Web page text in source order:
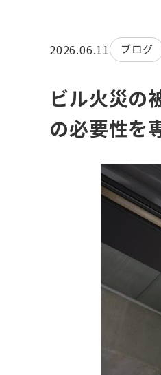
2026.06.11 ブログ
ビル火災の
の必要性を